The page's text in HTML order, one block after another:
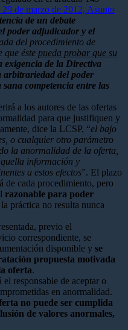
de marzo de 2012, Asunto
de un debate
poder adjudicador y el
del procedimiento de
que éste pueda probar que su
exigencia de la Directiva
arbitrariedad del poder
competencia entre las
a los autores de las ofertas
para que justifiquen y
dice la LCSP, “el bajo
o cualquier otro parámetro
la anormalidad de la oferta,
información y
a estos efectos”. El plazo
de cada procedimiento, pero
razonable para poder
práctica no resulta nunca
previo el
correspondiente, se
disponible y se
propuesta motivada
oferta.
responsable de aceptar o
en anormalidad.
no puede ser cumplida
de valores anormales,